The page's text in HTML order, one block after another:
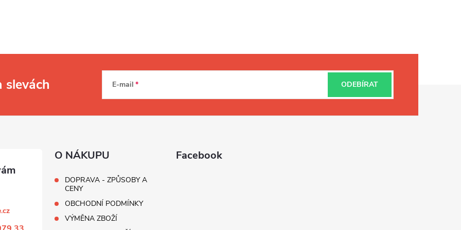
slevách E-mail ODEBÍRAT
O NÁKUPU
DOPRAVA - ZPŮSOBY A
CENY
OBCHODNÍ PODMÍNKY
VÝMĚNA ZBOŽÍ
Facebook